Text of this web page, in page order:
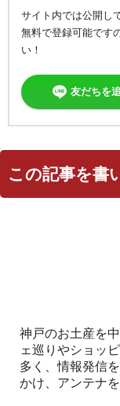
サイト内では公開し
無料で登録可能です
い！
友だちを
この記事を書
神戸のお土産を
ェ巡りやショッ
多く、情報発信
かけ、アンテナ